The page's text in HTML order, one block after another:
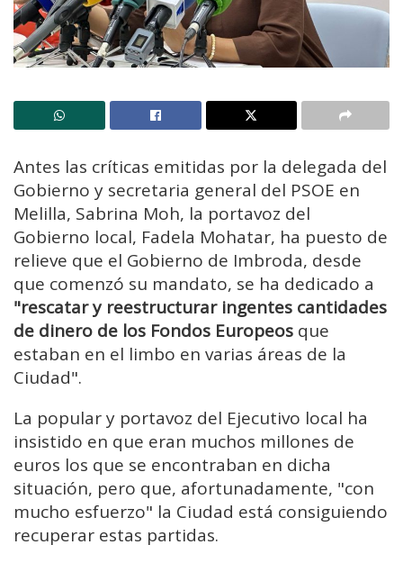
Antes las críticas emitidas por la delegada del
Gobierno y secretaria general del PSOE en
Melilla, Sabrina Moh, la portavoz del
Gobierno local, Fadela Mohatar, ha puesto de
relieve que el Gobierno de Imbroda, desde
que comenzó su mandato, se ha dedicado a
"rescatar y reestructurar ingentes cantidades
de dinero de los Fondos Europeos que
estaban en el limbo en varias áreas de la
Ciudad".
La popular y portavoz del Ejecutivo local ha
insistido en que eran muchos millones de
euros los que se encontraban en dicha
situación, pero que, afortunadamente, "con
mucho esfuerzo" la Ciudad está consiguiendo
recuperar estas partidas.